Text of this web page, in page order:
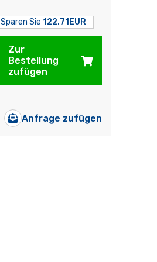
Sparen Sie 122.71EUR
Zur
Bestellung
zufügen
Anfrage zufügen